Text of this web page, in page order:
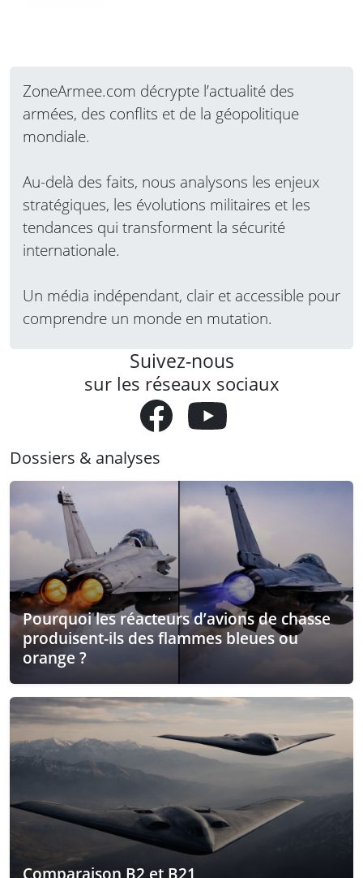
ZoneArmee.com décrypte l’actualité des
armées, des conflits et de la géopolitique
mondiale.
Au-delà des faits, nous analysons les enjeux
stratégiques, les évolutions militaires et les
tendances qui transforment la sécurité
internationale.
Un média indépendant, clair et accessible pour
comprendre un monde en mutation.
Suivez-nous
sur les réseaux sociaux
Dossiers & analyses
Pourquoi les réacteurs d’avions de chasse
produisent-ils des flammes bleues ou
orange ?
Comparaison B2 et B21